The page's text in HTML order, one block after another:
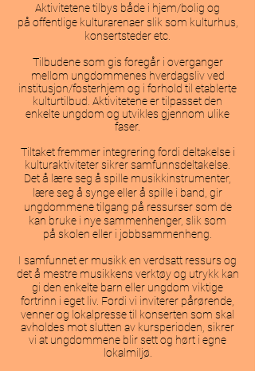
Aktivitetene tilbys både i hjem/bolig og
på offentlige kulturarenaer slik som kulturhus,
konsertsteder etc.
Tilbudene som gis foregår i overganger
mellom ungdommenes hverdagsliv ved
institusjon/fosterhjem og i forhold til etablerte
kulturtilbud. Aktivitetene er tilpasset den
enkelte ungdom og utvikles gjennom ulike
faser.
Tiltaket fremmer integrering fordi deltakelse i
kulturaktiviteter sikrer samfunnsdeltakelse.
Detå lære seg å spille musikkinstrumenter,
lære seg å synge ellerå spille i band, gir
ungdommene tilgang på ressurser som de
kan bruke i nye sammenhenger, slik som
på skolen eller i jobbsammenheng.
I samfunnet er musikk en verdsatt ressurs og
detå mestre musikkens verktøy og utrykk kan
gi den enkelte barn eller ungdom viktige
fortrinn i eget liv. Fordi vi inviterer pårørende,
venner og lokalpresse til konserten som skal
avholdes mot slutten av kursperioden, sikrer
vi at ungdommene blir sett og hørt i egne
lokalmiljø.